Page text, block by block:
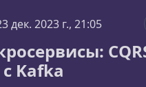
на
в локальном
дек. 2023 г., 21:05
Kafka